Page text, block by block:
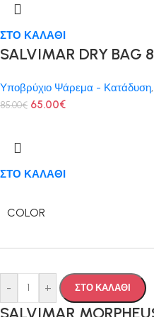
ΣΤΟ ΚΑΛΑΘΙ
SALVIMAR DRY BAG
Υποβρύχιο Ψάρεμα - Κατάδυση,
85.00€ 65.00€
ΣΤΟ ΚΑΛΑΘΙ
COLOR
- + ΣΤΟ ΚΑΛΑΘΙ